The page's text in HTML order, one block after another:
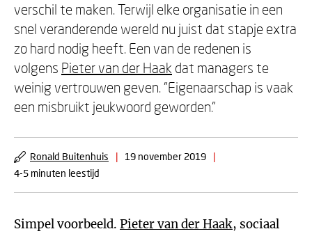
verschil te maken. Terwijl elke organisatie in een
snel veranderende wereld nu juist dat stapje extra
zo hard nodig heeft. Een van de redenen is
volgens Pieter van der Haak dat managers te
weinig vertrouwen geven. "Eigenaarschap is vaak
een misbruikt jeukwoord geworden."
Ronald Buitenhuis | 19 november 2019
|
4-5 minuten leestijd
Simpel voorbeeld. Pieter van der Haak, sociaal